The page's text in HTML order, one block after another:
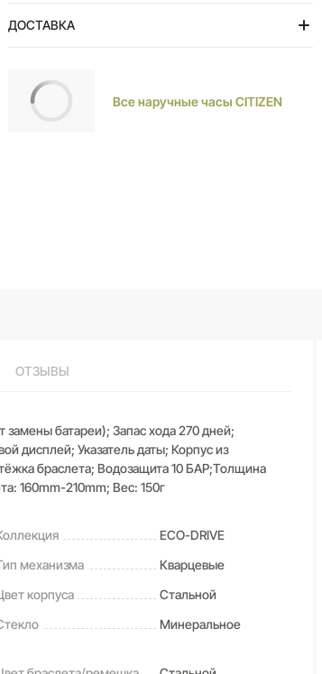
ДОСТАВКА
Все наручные часы CITIZEN
ОТЗЫВЫ
батареи); Запас хода 270 дней;
дисплей; Указатель даты; Корпус из
браслета; Водозащита 10 БАР;Толщина
160mm-210mm; Вес: 150г
ECO-DRIVE
механизма
Кварцевые
корпуса
Стальной
Минеральное